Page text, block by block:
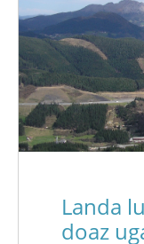
Landa
doaz